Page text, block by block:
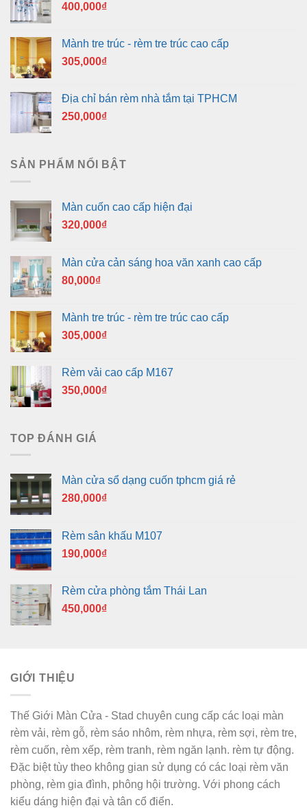
400,000₫
Mành tre trúc - rèm tre trúc cao cấp
305,000₫
Địa chỉ bán rèm nhà tắm tại TPHCM
250,000₫
SẢN PHẨM NỔI BẬT
Màn cuốn cao cấp hiện đại
320,000₫
Màn cửa cản sáng hoa văn xanh cao cấp
80,000₫
Mành tre trúc - rèm tre trúc cao cấp
305,000₫
Rèm vải cao cấp M167
350,000₫
TOP ĐÁNH GIÁ
Màn cửa sổ dạng cuốn tphcm giá rẻ
280,000₫
Rèm sân khấu M107
190,000₫
Rèm cửa phòng tắm Thái Lan
450,000₫
GIỚI THIỆU
Thế Giới Màn Cửa - Stad chuyên cung cấp các loại màn
rèm vải, rèm gỗ, rèm sáo nhôm, rèm nhựa, rèm sợi, rèm tre,
rèm cuốn, rèm xếp, rèm tranh, rèm ngăn lạnh. rèm tự động.
Đặc biệt tùy theo không gian sử dụng có các loại rèm văn
phòng, rèm gia đình, phông hội trường. Với phong cách
kiểu dáng hiện đại và tân cổ điển.